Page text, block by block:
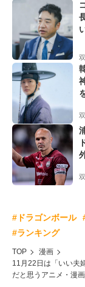
#ドラゴンボール
#ランキング
TOP
漫画
11月22日は「いい夫
だと思うアニメ・漫